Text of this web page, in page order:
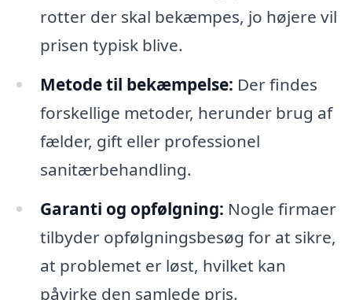
rotter der skal bekæmpes, jo højere vil
prisen typisk blive.
Metode til bekæmpelse: Der findes
forskellige metoder, herunder brug af
fælder, gift eller professionel
sanitærbehandling.
Garanti og opfølgning: Nogle firmaer
tilbyder opfølgningsbesøg for at sikre,
at problemet er løst, hvilket kan
påvirke den samlede pris.